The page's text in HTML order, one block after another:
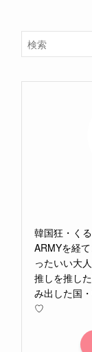
韓国狂・く
ARMYを経
ったいい大
推しを推し
み出した国
♡